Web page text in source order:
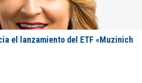
el lanzamiento del ETF «Muzinich